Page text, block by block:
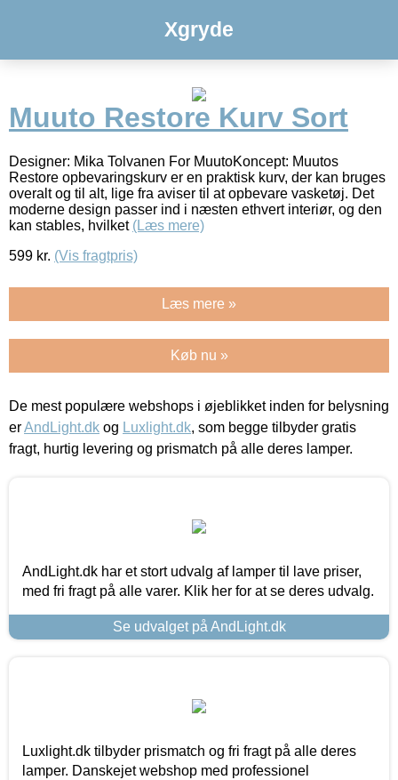
Xgryde
Muuto Restore Kurv Sort
Designer: Mika Tolvanen For MuutoKoncept: Muutos
Restore opbevaringskurv er en praktisk kurv, der kan bruges
overalt og til alt, lige fra aviser til at opbevare vasketøj. Det
moderne design passer ind i næsten ethvert interiør, og den
kan stables, hvilket (Læs mere)
599 kr. (Vis fragtpris)
Læs mere »
Køb nu »
De mest populære webshops i øjeblikket inden for belysning
erAndLight.dk og Luxlight.dk, som begge tilbyder gratis
fragt, hurtig levering og prismatch på alle deres lamper.
AndLight.dk har et stort udvalg af lamper til lave priser,
med fri fragt på alle varer. Klik her for at se deres udvalg.
Se udvalget på AndLight.dk
Luxlight.dk tilbyder prismatch og fri fragt på alle deres
lamper. Danskejet webshop med professionel